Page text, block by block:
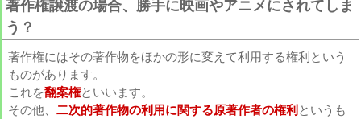
著作権譲渡の場合、勝手に映画やアニメにされてしま
う？
著作権にはその著作物をほかの形に変えて利用する権利という
ものがあります。
これを翻案権といいます。
その他、 二次的著作物の利用に関する原著作者の権利 というも